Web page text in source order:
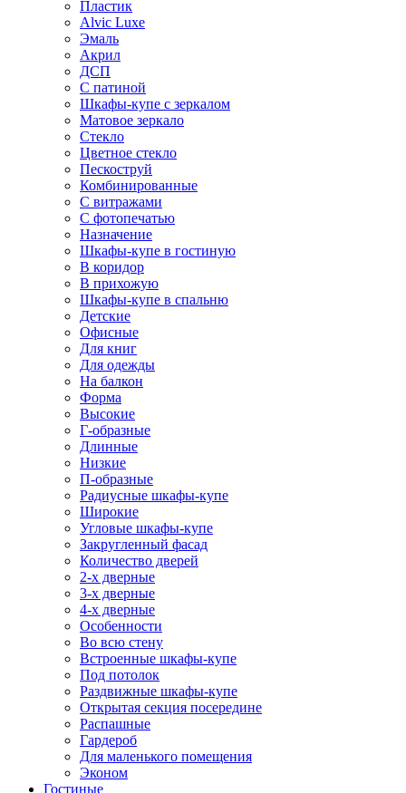
Пластик
Alvic Luxe
Эмаль
Акрил
ДСП
С патиной
Шкафы-купе с зеркалом
Матовое зеркало
Стекло
Цветное стекло
Пескоструй
Комбинированные
С витражами
С фотопечатью
Назначение
Шкафы-купе в гостиную
В коридор
В прихожую
Шкафы-купе в спальню
Детские
Офисные
Для книг
Для одежды
На балкон
Форма
Высокие
Г-образные
Длинные
Низкие
П-образные
Радиусные шкафы-купе
Широкие
Угловые шкафы-купе
Закругленный фасад
Количество дверей
2-х дверные
3-х дверные
4-х дверные
Особенности
Во всю стену
Встроенные шкафы-купе
Под потолок
Раздвижные шкафы-купе
Открытая секция посередине
Распашные
Гардероб
Для маленького помещения
Эконом
Гостиные